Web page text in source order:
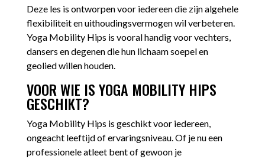
Deze les is ontworpen voor iedereen die zijn algehele
flexibiliteit en uithoudingsvermogen wil verbeteren.
Yoga Mobility Hips is vooral handig voor vechters,
dansers en degenen die hun lichaam soepel en
geolied willen houden.
VOOR WIE IS YOGA MOBILITY HIPS
GESCHIKT?
Yoga Mobility Hips is geschikt voor iedereen,
ongeacht leeftijd of ervaringsniveau. Of je nu een
professionele atleet bent of gewoon je